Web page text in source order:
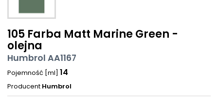
105 Farba Matt Marine Green -
olejna
Humbrol AA1167
Pojemność [ml] 14
Producent Humbrol